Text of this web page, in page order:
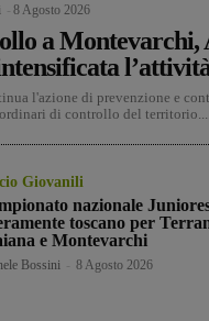
8 Agosto 2026
a Montevarchi,
l'azione di prevenzione e
di controllo del territorio....
Giovanili
nazionale
toscano per
e Montevarchi
Bossini 8 Agosto 2026